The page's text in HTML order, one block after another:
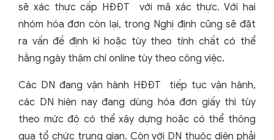
sẽ xác thực cấp HĐĐT với mã xác thực. Với hai
nhóm hóa đơn còn lại, trong Nghị định cũng sẽ đặt
ra vấn đề định kì hoặc tùy theo tính chất có thể
hằng ngày thậm chí online tùy theo công việc.
Các DN đang vận hành HĐĐT tiếp tục vận hành,
các DN hiện nay đang dùng hóa đơn giấy thì tùy
theo mức độ có thể xây dựng hoặc có thể thông
qua tổ chức trung gian. Còn với DN thuộc diện phải